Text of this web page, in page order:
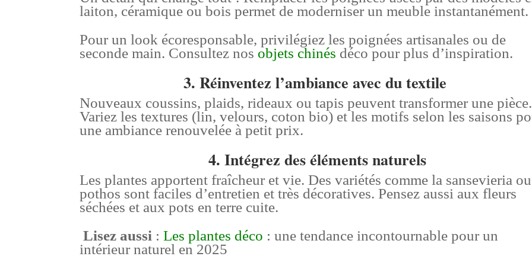
laiton, céramique ou bois permet de moderniser un meuble instantanément.
Pour un look écoresponsable, privilégiez les poignées artisanales ou de
seconde main. Consultez nos objets chinés déco pour plus d’inspiration.
3. Réinventez l’ambiance avec du textile
Nouveaux coussins, plaids, rideaux ou tapis peuvent transformer une pièce.
Variez les textures (lin, velours, coton bio) et les motifs selon les saisons
une ambiance renouvelée à petit prix.
4. Intégrez des éléments naturels
Les plantes apportent fraîcheur et vie. Des variétés comme la sansevieria
pothos sont faciles d’entretien et très décoratives. Pensez aussi aux fleurs
séchées et aux pots en terre cuite.
Lisez aussi :Les plantes déco : une tendance incontournable pour un
intérieur naturel en 2025